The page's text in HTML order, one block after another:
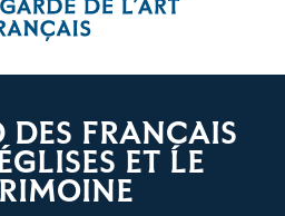
DES FRANÇAIS
ET LE